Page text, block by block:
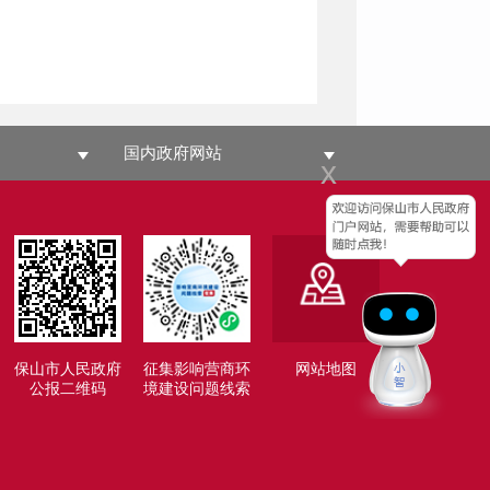
x
国内政府网站
保山市人民政府
公报二维码
征集影响营商环
境建设问题线索
网站地图